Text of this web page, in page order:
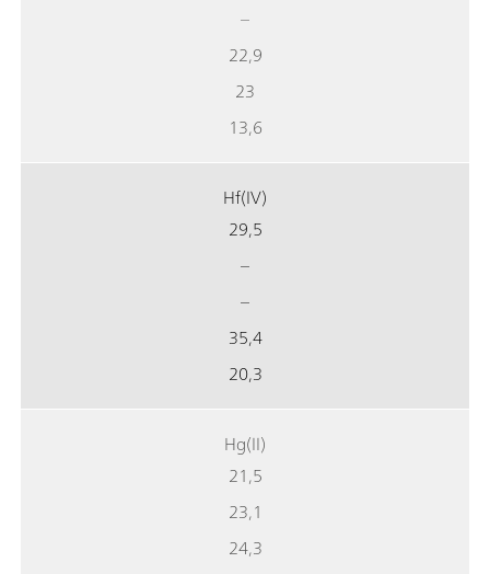
–
22,9
23
13,6
Hf(IV)
29,5
–
–
35,4
20,3
Hg(II)
21,5
23,1
24,3